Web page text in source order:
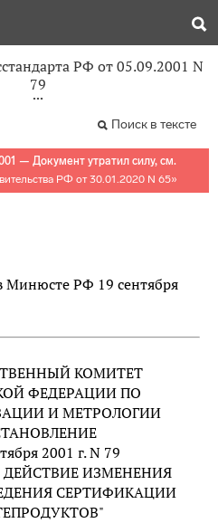
РФ от 05.09.2001 N
79
Поиск в тексте
— Документ утратил силу, см.
РФ от 30.01.2020 N 65»
Минюсте РФ 19 сентября
КОМИТЕТ
ФЕДЕРАЦИИ ПО
И МЕТРОЛОГИИ
2001 г. N 79
ИЗМЕНЕНИЯ
СЕРТИФИКАЦИИ